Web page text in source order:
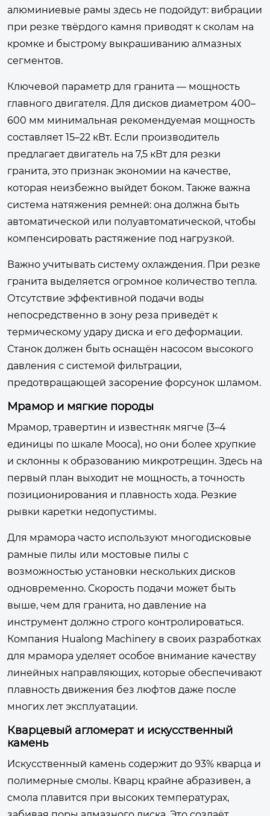
алюминиевые рамы здесь не подойдут: вибрации
при резке твёрдого камня приводят к сколам на
кромке и быстрому выкрашиванию алмазных
сегментов.
Ключевой параметр для гранита — мощность
главного двигателя. Для дисков диаметром 400–
600 мм минимальная рекомендуемая мощность
составляет 15–22 кВт. Если производитель
предлагает двигатель на 7,5 кВт для резки
гранита, это признак экономии на качестве,
которая неизбежно выйдет боком. Также важна
система натяжения ремней: она должна быть
автоматической или полуавтоматической, чтобы
компенсировать растяжение под нагрузкой.
Важно учитывать систему охлаждения. При резке
гранита выделяется огромное количество тепла.
Отсутствие эффективной подачи воды
непосредственно в зону реза приведёт к
термическому удару диска и его деформации.
Станок должен быть оснащён насосом высокого
давления с системой фильтрации,
предотвращающей засорение форсунок шламом.
Мрамор и мягкие породы
Мрамор, травертин и известняк мягче (3–4
единицы по шкале Мооса), но они более хрупкие
и склонны к образованию микротрещин. Здесь на
первый план выходит не мощность, а точность
позиционирования и плавность хода. Резкие
рывки каретки недопустимы.
Для мрамора часто используют многодисковые
рамные пилы или мостовые пилы с
возможностью установки нескольких дисков
одновременно. Скорость подачи может быть
выше, чем для гранита, но давление на
инструмент должно строго контролироваться.
Компания Hualong Machinery в своих разработках
для мрамора уделяет особое внимание качеству
линейных направляющих, которые обеспечивают
плавность движения без люфтов даже после
многих лет эксплуатации.
Кварцевый агломерат и искусственный
камень
Искусственный камень содержит до 93% кварца и
полимерные смолы. Кварц крайне абразивен, а
смола плавится при высоких температурах,